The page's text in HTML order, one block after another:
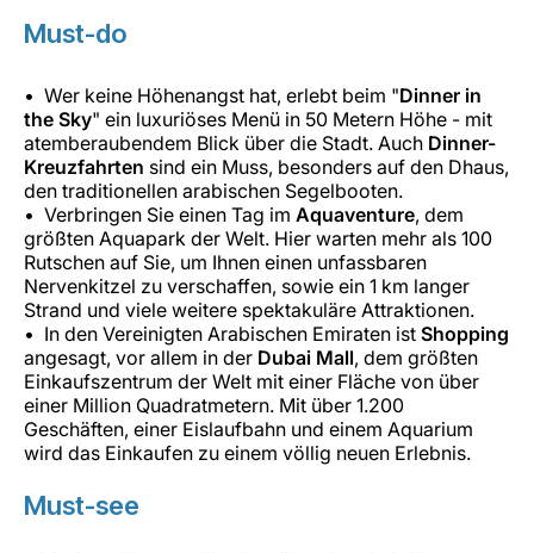
Must-do
Wer keine Höhenangst hat, erlebt beim "Dinner in
the Sky" ein luxuriöses Menü in 50 Metern Höhe - mit
atemberaubendem Blick über die Stadt. Auch Dinner-
Kreuzfahrten sind ein Muss, besonders auf den Dhaus,
den traditionellen arabischen Segelbooten.
Verbringen Sie einen Tag im Aquaventure, dem
größten Aquapark der Welt. Hier warten mehr als 100
Rutschen auf Sie, um Ihnen einen unfassbaren
Nervenkitzel zu verschaffen, sowie ein 1 km langer
Strand und viele weitere spektakuläre Attraktionen.
In den Vereinigten Arabischen Emiraten ist Shopping
angesagt, vor allem in der Dubai Mall, dem größten
Einkaufszentrum der Welt mit einer Fläche von über
einer Million Quadratmetern. Mit über 1.200
Geschäften, einer Eislaufbahn und einem Aquarium
wird das Einkaufen zu einem völlig neuen Erlebnis.
Must-see